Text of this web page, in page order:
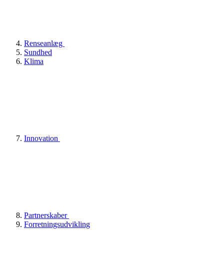
Renseanlæg
Sundhed
Klima
Innovation
Partnerskaber
Forretningsudvikling